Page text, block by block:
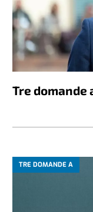
Tre domande
TRE DOMANDE A